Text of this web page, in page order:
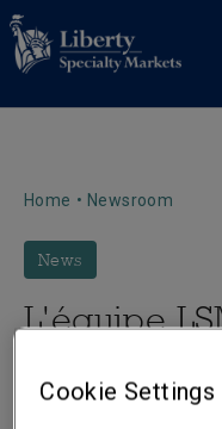
Home • Newsroom
News
L'équipe
Cookie Settings